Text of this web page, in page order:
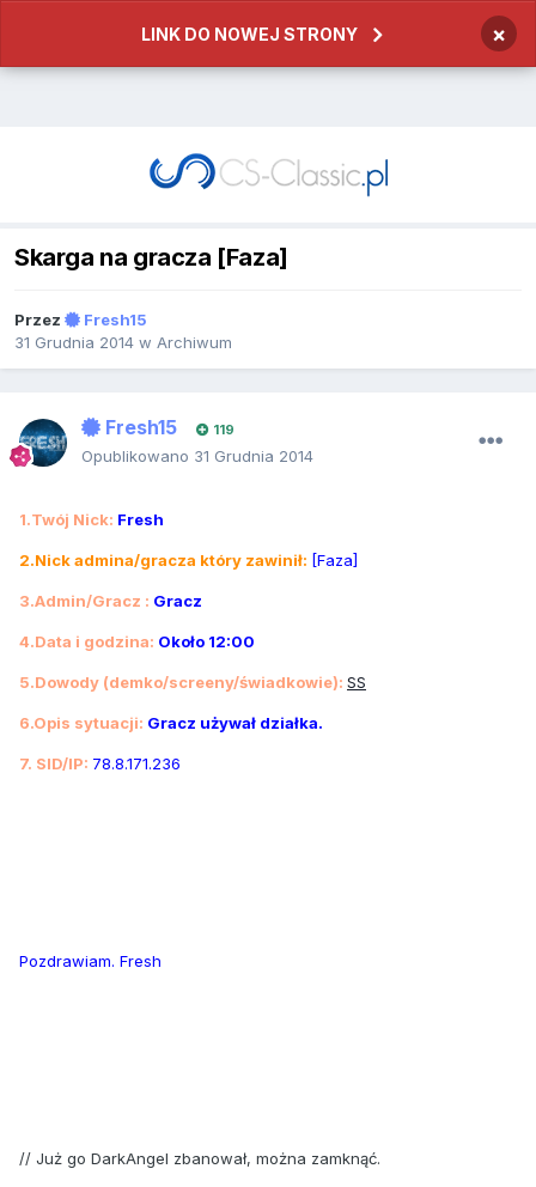
LINK DO NOWEJ STRONY ×
Skarga na gracza [Faza]
Przez
Fresh15
31 Grudnia 2014 w Archiwum
Fresh15 119
Opublikowano 31 Grudnia 2014
1.Twój Nick: Fresh
2.Nick admina/gracza który zawinił: [Faza]
3.Admin/Gracz : Gracz
4.Data i godzina: Około 12:00
5.Dowody (demko/screeny/świadkowie): SS
6.Opis sytuacji: Gracz używał działka.
7. SID/IP: 78.8.171.236
Pozdrawiam. Fresh
// Już go DarkAngel zbanował, można zamknąć.